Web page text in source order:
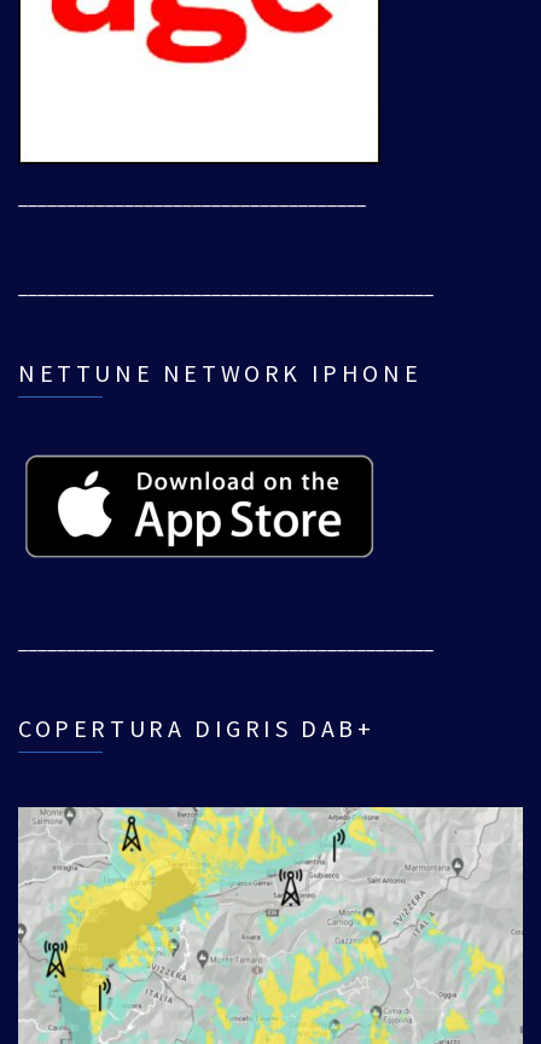
NETTUNE NETWORK IPHONE
COPERTURA DIGRIS DAB+